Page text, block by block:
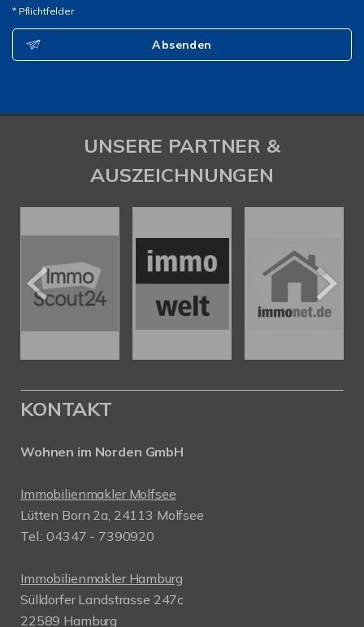
* Pflichtfelder
Absenden
UNSERE PARTNER &
AUSZEICHNUNGEN
KONTAKT
Wohnen im Norden GmbH
Immobilienmakler Molfsee
Lütten Born 2a, 24113 Molfsee
Tel.: 04347 - 7390920
Immobilienmakler Hamburg
Sülldorfer Landstrasse 247c
22589 Hamburg